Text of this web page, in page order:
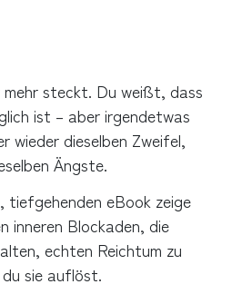
steckt. Du weißt, dass
ist – aber irgendetwas
wieder dieselben Zweifel,
Ängste.
tiefgehenden eBook zeige
inneren Blockaden, die
echten Reichtum zu
sie auflöst.